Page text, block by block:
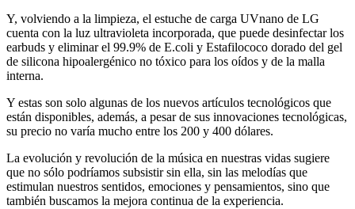
Y, volviendo a la limpieza, el estuche de carga UVnano de LG
cuenta con la luz ultravioleta incorporada, que puede desinfectar los
earbuds y eliminar el 99.9% de E.coli y Estafilococo dorado del gel
de silicona hipoalergénico no tóxico para los oídos y de la malla
interna.
Y estas son solo algunas de los nuevos artículos tecnológicos que
están disponibles, además, a pesar de sus innovaciones tecnológicas,
su precio no varía mucho entre los 200 y 400 dólares.
La evolución y revolución de la música en nuestras vidas sugiere
que no sólo podríamos subsistir sin ella, sin las melodías que
estimulan nuestros sentidos, emociones y pensamientos, sino que
también buscamos la mejora continua de la experiencia.